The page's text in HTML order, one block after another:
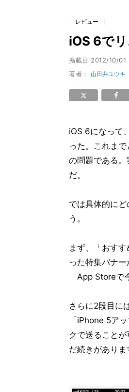
レビュー
iOS 6で
掲載日 2012/10/01
著者： 山田井ユウキ
iOS 6になって
った。これま
の問題である
だ。
では具体的に
う。
まず、「おす
った特集バナ
「App Storeで
さらに2段目に
「iPhone 5ア
クで送ること
だ続きがありま